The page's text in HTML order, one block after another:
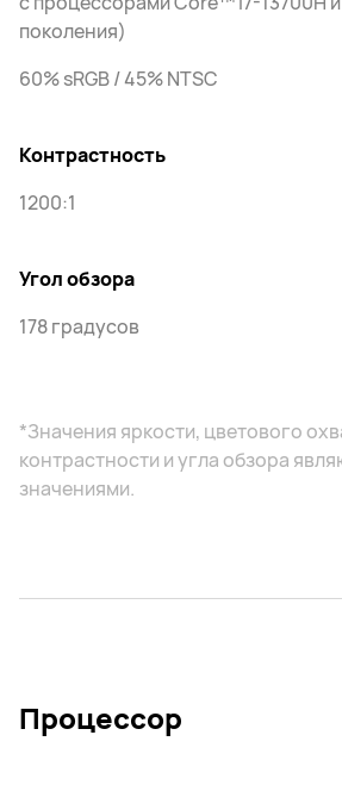
поколения)
60% sRGB / 45% NTSC
Контрастность
1200:1
Угол обзора
178 градусов
*Значения яркости, цветового
контрастности и угла обзора
значениями.
Процессор